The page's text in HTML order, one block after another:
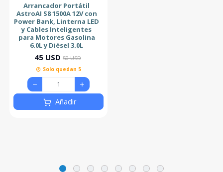
Arrancador Portátil
AstroAI S8 1500A 12V con
Power Bank, Linterna LED
y Cables Inteligentes
para Motores Gasolina
6.0L y Diésel 3.0L
45 USD 50 USD
Solo quedan 5
Añadir